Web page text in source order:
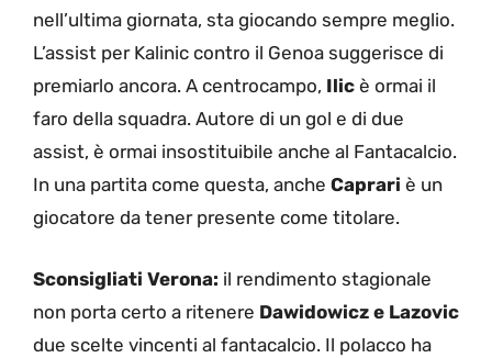
nell’ultima giornata, sta giocando sempre meglio.
L’assist per Kalinic contro il Genoa suggerisce di
premiarlo ancora. A centrocampo, Ilic è ormai il
faro della squadra. Autore di un gol e di due
assist, è ormai insostituibile anche al Fantacalcio.
In una partita come questa, anche Caprari è un
giocatore da tener presente come titolare.
Sconsigliati Verona: il rendimento stagionale
non porta certo a ritenere Dawidowicz e Lazovic
due scelte vincenti al fantacalcio. Il polacco ha